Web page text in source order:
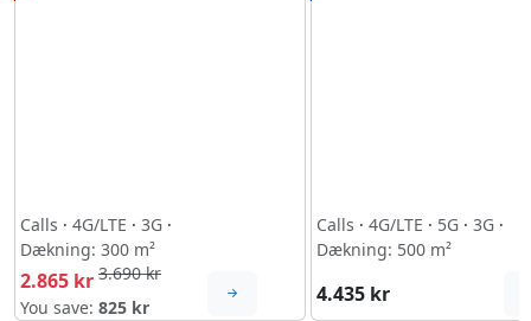
Calls · 4G/LTE · 3G ·
Dækning: 300 m²
2.865 kr 3.690 kr
You save: 825 kr
Calls · 4G/LTE · 5G · 3G ·
Dækning: 500 m²
4.435 kr